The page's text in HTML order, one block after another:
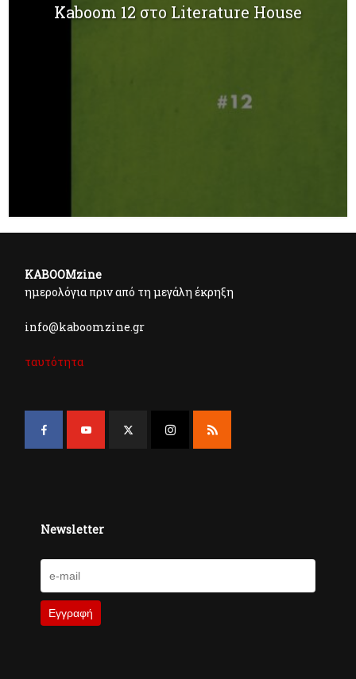
Kaboom 12 στο Literature House
KABOOMzine
ημερολόγια πριν από τη μεγάλη έκρηξη
info@kaboomzine.gr
ταυτότητα
Newsletter